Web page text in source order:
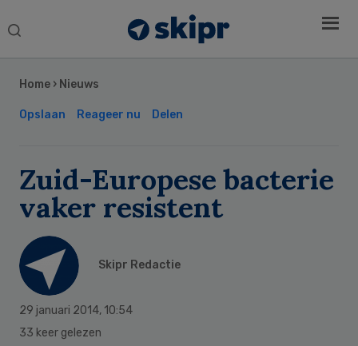
Search
Home › Nieuws
Opslaan Reageer nu Delen
Zuid-Europese bacterie
vaker resistent
Skipr Redactie
29 januari 2014, 10:54
33 keer gelezen
Sidebar